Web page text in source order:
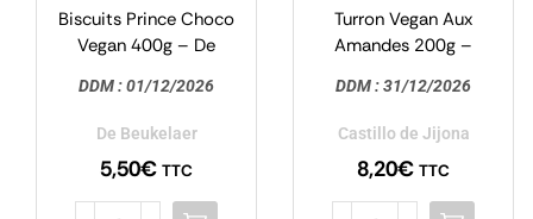
Biscuits Prince Choco
Vegan 400g – De
DDM :01/12/2026
De Beukelaer
5,50€ TTC
Turron Vegan Aux
Amandes 200g –
DDM : 31/12/2026
Castillo de Jijona
8,20€ TTC